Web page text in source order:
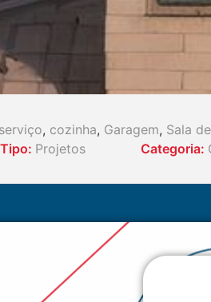
, cozinha, Garagem, Sala
Tipo: Projetos Categoria: